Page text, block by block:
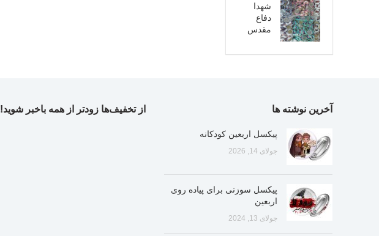
شهدا
دفاع
مقدس
آخرین نوشته ها
پیکسل اربعین کودکانه
جولای 14, 2026
پیکسل سوزنی برای پیاده روی
اربعین
جولای 13, 2024
از تخفیف‌ها زودتر از همه باخبر شوید!